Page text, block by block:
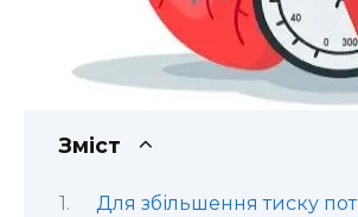
Зміст
Для збільшення тиску